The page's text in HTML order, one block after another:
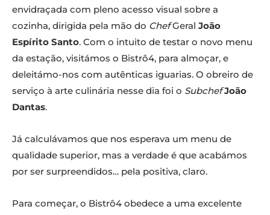
envidraçada com pleno acesso visual sobre a
cozinha, dirigida pela mão do ChefGeral João
Espírito Santo. Com o intuito de testar o novo menu
da estação, visitámos o Bistrô4, para almoçar, e
deleitámo-nos com autênticas iguarias. O obreiro de
serviço à arte culinária nesse dia foi o Subchef João
Dantas.
Já calculávamos que nos esperava um menu de
qualidade superior, mas a verdade é que acabámos
por ser surpreendidos… pela positiva, claro.
Para começar, o Bistrô4 obedece a uma excelente